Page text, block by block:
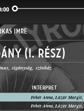
IMRE
(I. rész)
cigányság színház
INTERPRET